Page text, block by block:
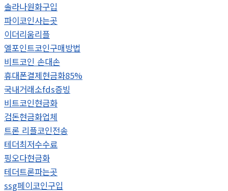
솔라나원화구입
파이코인사는곳
이더리움리플
엘포인트코인구매방법
비트코인 손대손
휴대폰결제현금화85%
국내거래소fds증빙
비트코인현금화
검돈현금화업체
트론 리플코인전송
테더최저수수료
핑오다현금화
테더트론파는곳
ssg페이코인구입